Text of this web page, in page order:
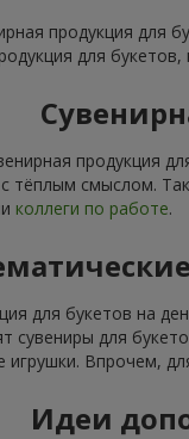
продукция
для
продукция
тёплым смыслом.
коллеги по работе.
для букетов на
сувениры для
Впрочем,
Идеи